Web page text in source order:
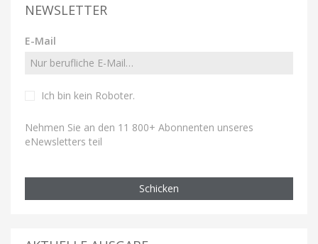
NEWSLETTER
E-Mail
Ich bin kein Roboter.
Nehmen Sie an den 11 800+ Abonnenten unseres
eNewsletters teil
Schicken